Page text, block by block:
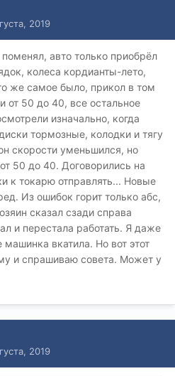
2019
авто только приобрёл
колеса кордианты-лето,
же самое было, прикол в том
от 50 до 40, все остальное
изначально, когда
тормозные, колодки и тягу
скорости уменьшился, но
50 до 40. Договорились на
к токарю отправлять... Новые
Из ошибок горит только абс,
сказал сзади справа
и перестала работать. Я даже
вкатила. Но вот этот
и спрашиваю совета. Может у
2019